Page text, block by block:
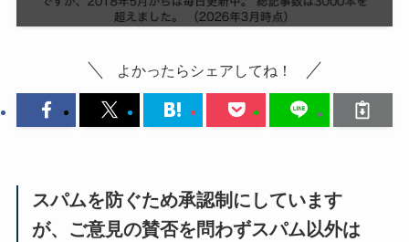
よかったらシェアしてね！
スパムを防ぐため承認制にしています
が、ご意見の賛否を問わずスパム以外は